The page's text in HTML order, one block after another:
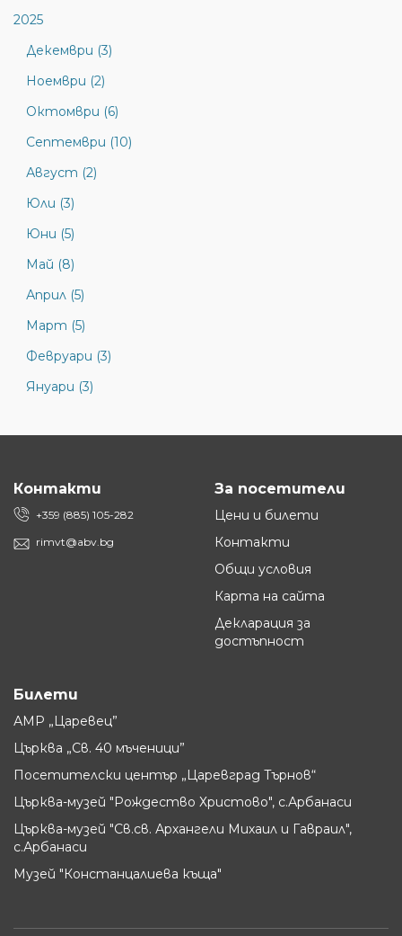
2025
Декември (3)
Ноември (2)
Октомври (6)
Септември (10)
Август (2)
Юли (3)
Юни (5)
Май (8)
Април (5)
Март (5)
Февруари (3)
Януари (3)
Контакти
+359 (885) 105-282
rimvt@abv.bg
За посетители
Цени и билети
Контакти
Общи условия
Карта на сайта
Декларация за
достъпност
Билети
АМР „Царевец”
Църква „Св. 40 мъченици”
Посетителски център „Царевград Търнов“
Църква-музей "Рождество Христово", с.Арбанаси
Църква-музей "Св.св. Архангели Михаил и Гавраил",
с.Арбанаси
Музей "Констанцалиева къща"